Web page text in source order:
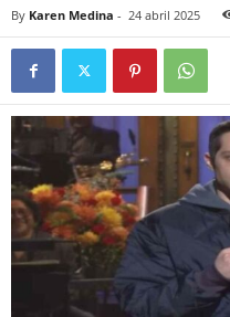
By Karen Medina - 24 abril 2025